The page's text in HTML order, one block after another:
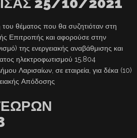
θέματος που θα συζητιόταν στη
Επιτροπής και αφορούσε στην
της ενεργειακής αναβάθμισης και
ηλεκτροφωτισμού 15.804
Λαρισαίων, σε εταιρεία, για δέκα (10)
Απόδοσης